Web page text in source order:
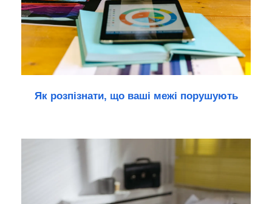
Як розпізнати, що ваші межі порушують